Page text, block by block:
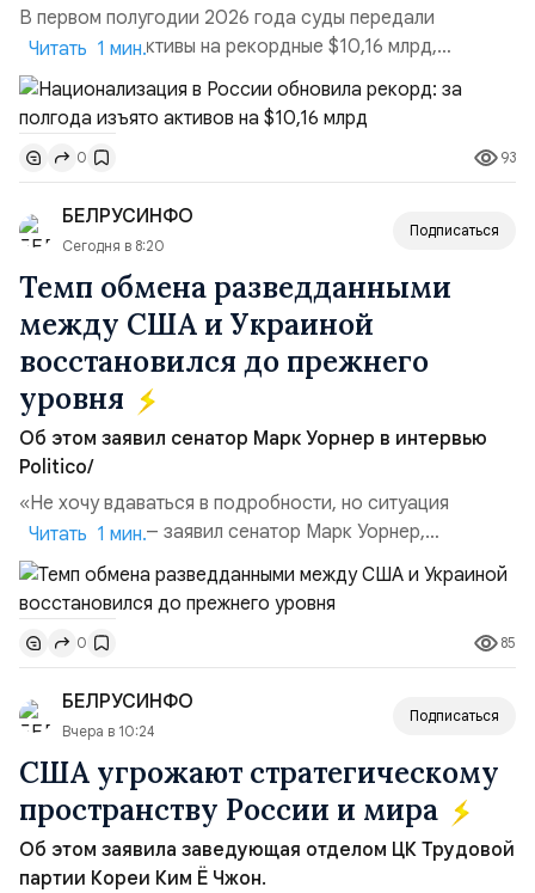
В первом полугодии 2026 года суды передали
государству активы на рекордные $10,16 млрд,
подсчитали аналитики AK&M. Это в 2,5 раза больше,
чем за аналогичный период 2025 года ($3,95 млрд).
Всего зафиксировано 15 национализационных
транзакций, которые обеспечили 42,2% денежного
объёма всего российского рынка слияний и
поглощений. Крупнейшей ...
Читать 1 мин.
0 93
БЕЛРУСИНФО
Сегодня в 8:20
Подписаться
Темп обмена разведданными
между США и Украиной
восстановился до прежнего
уровня
Об этом заявил сенатор Марк Уорнер в интервью
Politico/
«Не хочу вдаваться в подробности, но ситуация
улучшилась», — заявил сенатор Марк Уорнер,
высокопоставленный член комитета по разведке,
добавив, что использование Украиной беспилотников и
ракет большой дальности позволило ей наносить
удары вглубь российской территории и укрепило её
позиции.Сотрудничество со стороны США стало
ключом к позитивному пов...
Читать 1 мин.
0 85
БЕЛРУСИНФО
Вчера в 10:24
Подписаться
США угрожают стратегическому
пространству России и мира
Об этом заявила заведующая отделом ЦК Трудовой
партии Кореи Ким Ё Чжон.